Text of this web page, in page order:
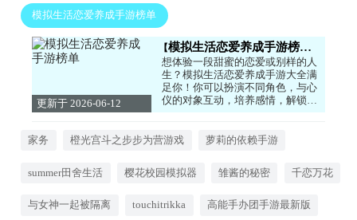
模拟生活恋爱养成手游榜单
更新于 2026-06-12
模拟生活恋爱养成手游榜单
想体验一段甜蜜的恋爱或别样的人
生？模拟生活恋爱养成手游大全满
足你！你可以扮演不同角色，与心
仪的对象互动，培养感情，解锁各
种剧情结局。画风精美，代入感
瞬间。心动的小伙伴们，快来下载
家务 橙光宫斗之步步为营游戏 萝莉的依赖手游
summer田舍生活 樱花校园模拟器 雏酱的秘密 千恋万花
与女神一起被隔离 touchitrikka 高能手办团手游最新版